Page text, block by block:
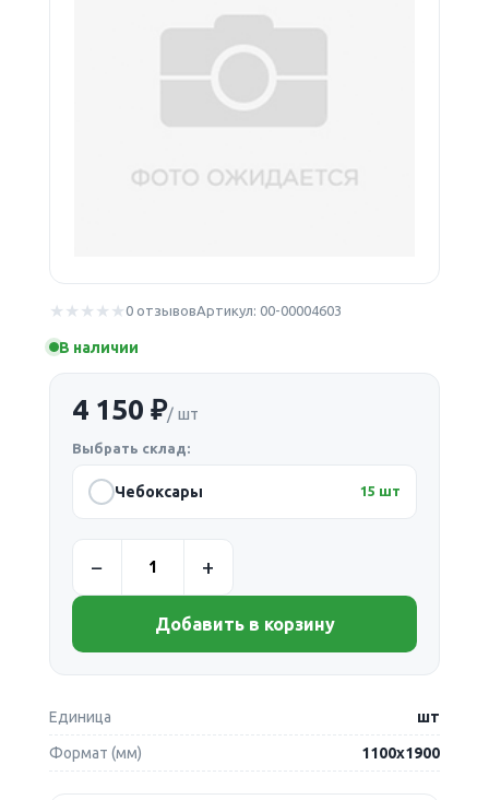
0 отзывовАртикул: 00-00004603
В наличии
4 150 ₽/ шт
Выбрать склад:
Чебоксары 15 шт
Добавить в корзину
Единица шт
Формат (мм) 1100х1900